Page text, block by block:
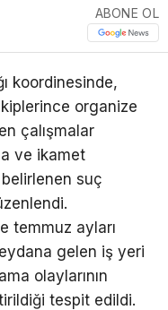
ABONE OL
koordinesinde,
organize
çalışmalar
ve ikamet
belirlenen suç
temmuz ayları
gelen iş yeri
olaylarının
tespit edildi.